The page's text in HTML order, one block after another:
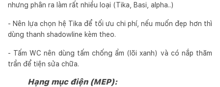
nhưng phân ra làm rất nhiều loại (Tika, Basi, alpha..)
- Nên lựa chọn hệ Tika để tối ưu chi phí, nếu muốn đẹp hơn thì
dùng thanh shadowline kèm theo.
- Tấm WC nên dùng tấm chống ẩm (lõi xanh) và có nắp thăm
trần để tiện sửa chữa.
Hạng mục điện (MEP):